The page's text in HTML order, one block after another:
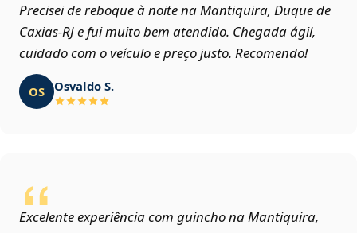
Precisei de reboque à noite na Mantiquira, Duque de
Caxias‑RJ e fui muito bem atendido. Chegada ágil,
cuidado com o veículo e preço justo. Recomendo!
OS Osvaldo S.
Excelente experiência com guincho na Mantiquira,